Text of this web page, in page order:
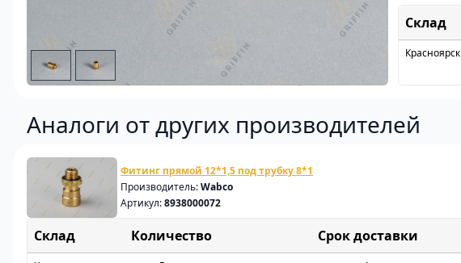
Склад
Красноярск
Аналоги от других производителей
Фитинг прямой 12*1,5 под трубку 8*1
Производитель:Wabco
Артикул:8938000072
Склад Срок доставки